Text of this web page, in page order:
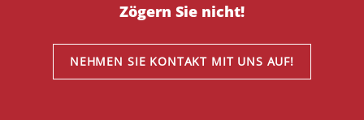
Zögern Sie nicht!
NEHMEN SIE KONTAKT MIT UNS AUF!